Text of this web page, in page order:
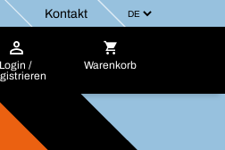
Kontakt
Login /
Warenkorb